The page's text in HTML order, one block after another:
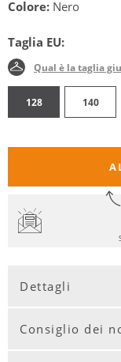
Colore: Nero
Taglia EU:
Qual è la taglia
128 140
Dettagli
Consiglio dei